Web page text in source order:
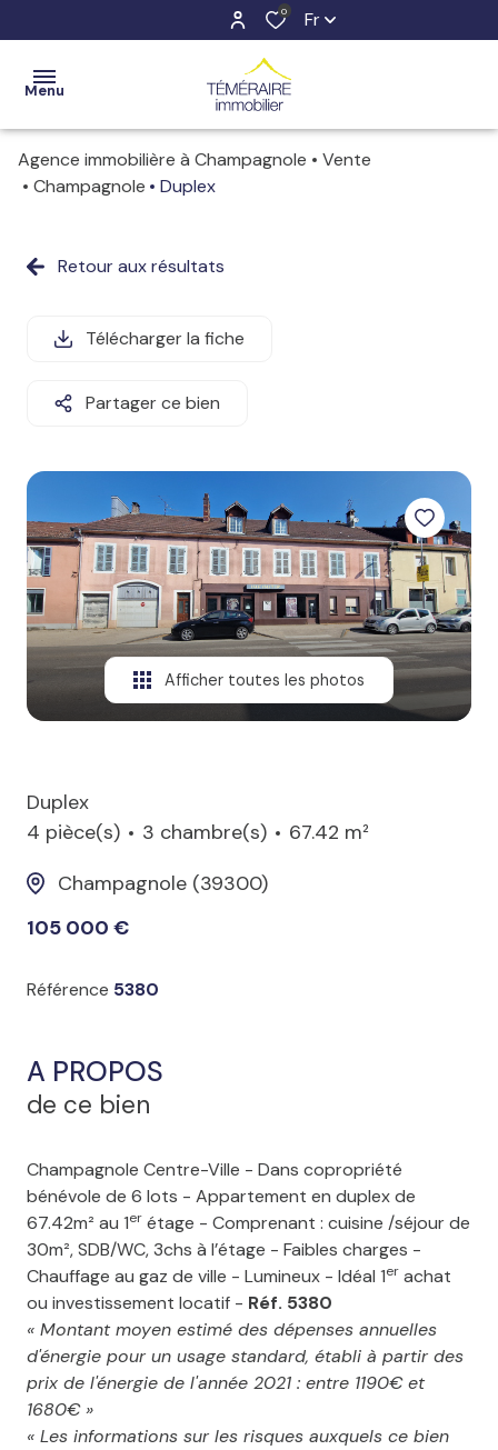
0 Fr
Menu
ACCUEIL
ESTIMATION
LOCATIONS
AGENCE
Agence immobilière à Champagnole
Vente
Champagnole
Duplex
Retour aux résultats
Télécharger la fiche
Partager ce bien
Afficher toutes les photos
Duplex
4 pièce(s)
3 chambre(s)
67.42 m²
Champagnole (39300)
105 000 €
Référence 5380
A PROPOS
de ce bien
Champagnole Centre-Ville - Dans copropriété
bénévole de 6 lots - Appartement en duplex de
67.42m² au 1er étage - Comprenant : cuisine /séjour de
30m², SDB/WC, 3chs à l’étage - Faibles charges -
Chauffage au gaz de ville - Lumineux - Idéal 1er achat
ou investissement locatif - Réf. 5380
« Montant moyen estimé des dépenses annuelles
d'énergie pour un usage standard, établi à partir des
prix de l'énergie de l'année 2021 : entre 1190€ et
1680€ »
« Les informations sur les risques auxquels ce bien